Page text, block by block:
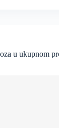
u ukupnom